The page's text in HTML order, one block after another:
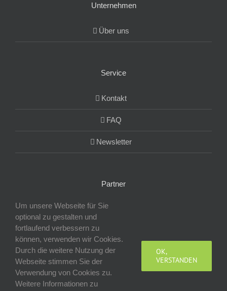
Unternehmen
Über uns
Service
Kontakt
FAQ
Newsletter
Partner
Hotel Restaurant Taubennest
GOLFAWAY
Copyright Golfresort Gut Ringhofen GmbH 2019 |
Um unsere Webseite für Sie
optional zu gestalten und
fortlaufend verbessern zu
können, verwenden wir Cookies.
Durch die weitere Nutzung der
Webseite stimmen Sie der
Verwendung von Cookies zu.
Weitere Informationen zu
OK,
VERSTANDEN